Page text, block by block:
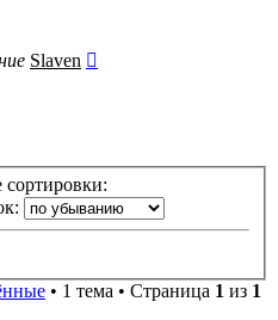
Slaven
сортировки:
• 1 тема • Страница 1 из 1